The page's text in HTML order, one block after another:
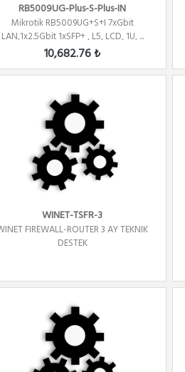
RB5009UG-Plus-S-Plus-IN
Mikrotik RB5009UG+S+I 7xGbit
LAN,1x2.5Gbit 1xSFP+ , L5, LCD, 1U, ...
10,682.76 ₺
WINET-TSFR-3
FIREWALL-ROUTER 3 AY TEKNIK
DESTEK